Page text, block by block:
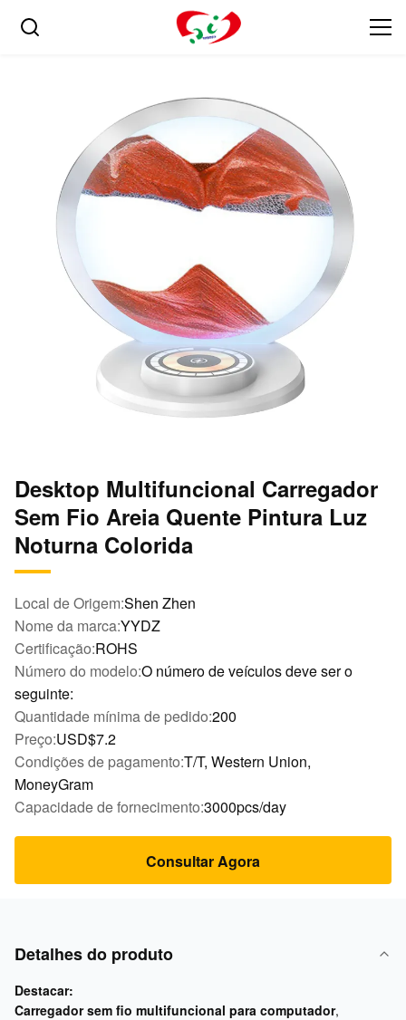
Desktop Multifuncional Carregador
Sem Fio Areia Quente Pintura Luz
Noturna Colorida
Local de Origem:Shen Zhen
Nome da marca:YYDZ
Certificação:ROHS
Número do modelo:O número de veículos deve ser o
seguinte:
Quantidade mínima de pedido:200
Preço:USD$7.2
Condições de pagamento:T/T, Western Union,
MoneyGram
Capacidade de fornecimento:3000pcs/day
Consultar Agora
Detalhes do produto
Destacar:
Carregador sem fio multifuncional para computador,